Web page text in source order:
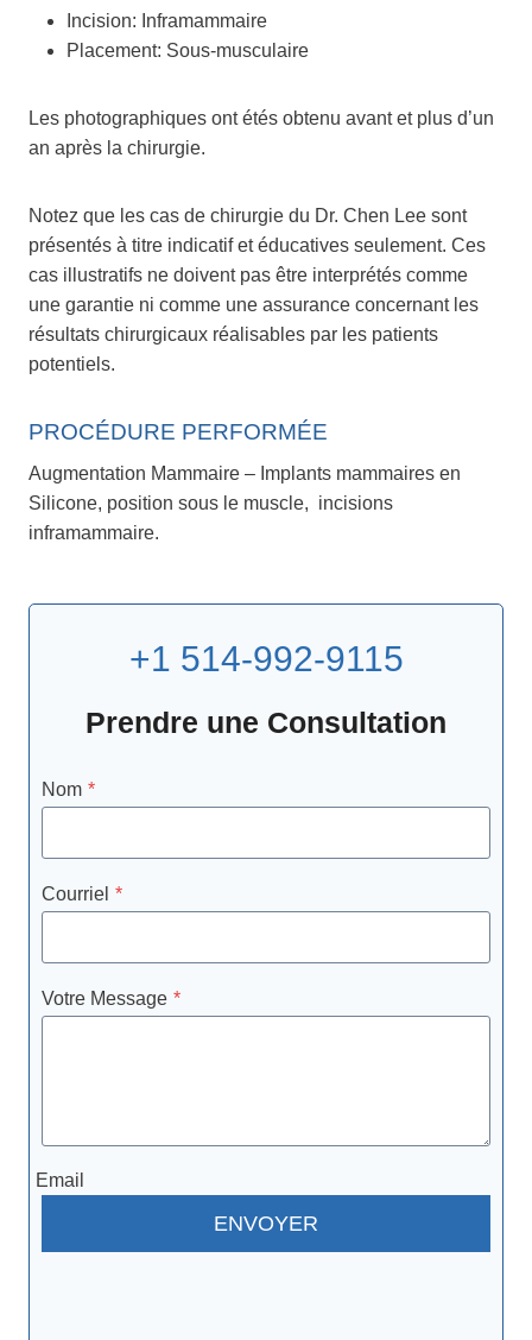
Incision: Inframammaire
Placement: Sous-musculaire
Les photographiques ont étés obtenu avant et plus d’un
an après la chirurgie.
Notez que les cas de chirurgie du Dr. Chen Lee sont
présentés à titre indicatif et éducatives seulement. Ces
cas illustratifs ne doivent pas être interprétés comme
une garantie ni comme une assurance concernant les
résultats chirurgicaux réalisables par les patients
potentiels.
PROCÉDURE PERFORMÉE
Augmentation Mammaire – Implants mammaires en
Silicone, position sous le muscle, incisions
inframammaire.
+1 514-992-9115
Prendre une Consultation
Nom *
Courriel *
Votre Message *
Email
ENVOYER